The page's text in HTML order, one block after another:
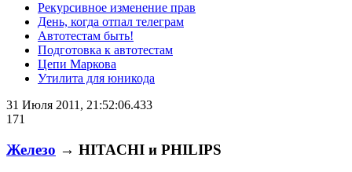
xelbot.ru
Рекурсивное изменение прав
День, когда отпал телеграм
Автотестам быть!
Подготовка к автотестам
Цепи Маркова
Утилита для юникода
31 Июля 2011, 21:52:06.433
171
Железо → HITACHI и PHILIPS